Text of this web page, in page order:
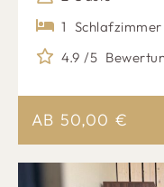
1 Schlafzimmer
4.9 /5
AB 50,00 €